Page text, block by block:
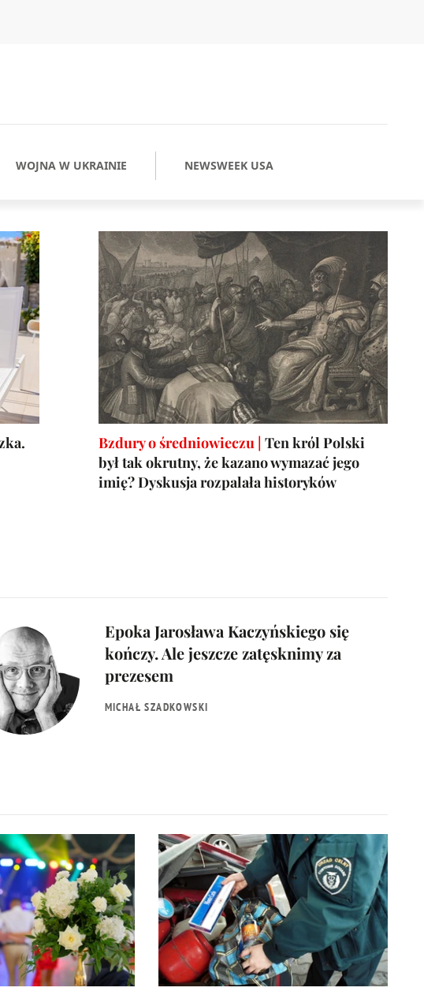
WOJNA W UKRAINIE NEWSWEEK USA
Bzdury o średniowieczu | Ten król Polski
był tak okrutny, że kazano wymazać jego
imię? Dyskusja rozpalała historyków
Epoka Jarosława Kaczyńskiego się
kończy. Ale jeszcze zatęsknimy za
prezesem
MICHAŁ SZADKOWSKI